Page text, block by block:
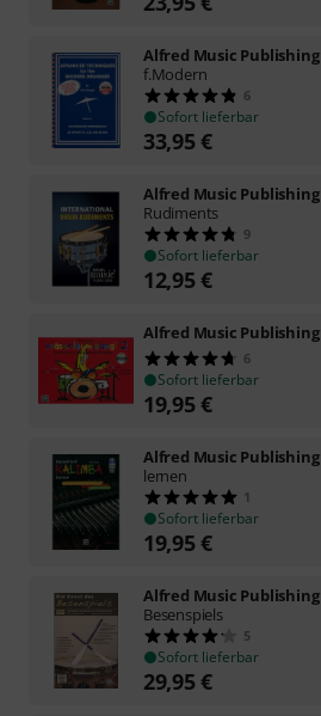
Alfred Music Publishing
f.Modern
6
Sofort lieferbar
33,95€
Alfred Music Publishing
Rudiments
9
Sofort lieferbar
12,95€
Alfred Music Publishing
6
Sofort lieferbar
19,95€
Alfred Music Publishing
lernen
1
Sofort lieferbar
19,95€
Alfred Music Publishing
Besenspiels
5
Sofort lieferbar
29,95€